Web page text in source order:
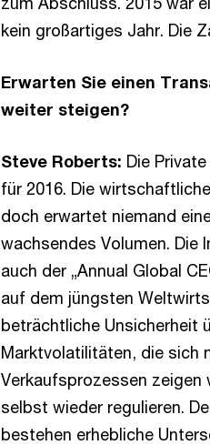
kein großartiges Jahr. Die
Erwarten Sie einen
weiter steigen?
Steve Roberts: Die
für 2016. Die
doch erwartet niemand
wachsendes Volumen. Die
auch der „Annual Global
auf dem jüngsten
beträchtliche Unsicherheit
Marktvolatilitäten, die sich
Verkaufsprozessen zeigen
selbst wieder regulieren.
bestehen erhebliche